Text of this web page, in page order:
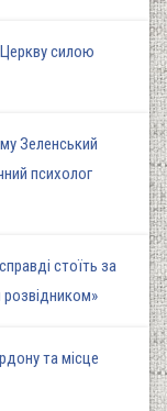
силою
Зеленський
психолог
стоїть за
та місце